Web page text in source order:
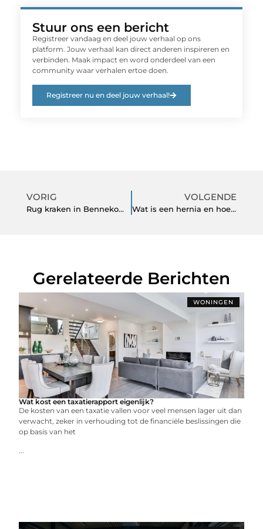
Stuur ons een bericht
Registreer vandaag en deel jouw verhaal op ons
platform. Jouw verhaal kan direct anderen inspireren en
verbinden. Maak impact en word onderdeel van een
community waar verhalen ertoe doen.
Registreer nu en deel jouw verhaal!
VORIG
Rug kraken in Bennekom en omgeving
VOLGENDE
Wat is een hernia en hoe gaat de behandeling?
Gerelateerde Berichten
WONINGEN
Wat kost een taxatierapport eigenlijk?
De kosten van een taxatie vallen voor veel mensen lager uit dan
verwacht, zeker in verhouding tot de financiële beslissingen die
op basis van het
...